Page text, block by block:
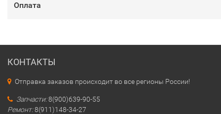
Оплата
КОНТАКТЫ
Отправка заказов происходит во все регионы России!
Запчасти:8(900)639-90-55
Ремонт:8(911)148-34-27